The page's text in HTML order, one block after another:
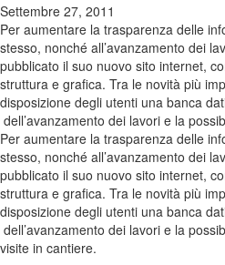
Settembre 27, 2011
Per aumentare la trasparenza delle
stesso, nonché all’avanzamento dei
pubblicato il suo nuovo sito internet,
struttura e grafica. Tra le novità più
disposizione degli utenti una banca
dell’avanzamento dei lavori e la
Per aumentare la trasparenza delle
stesso, nonché all’avanzamento dei
pubblicato il suo nuovo sito internet,
struttura e grafica. Tra le novità più
disposizione degli utenti una banca
dell’avanzamento dei lavori e la
visite in cantiere.